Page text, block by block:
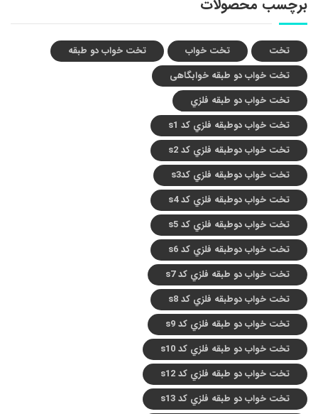
برچسب محصولات
تخت تخت خواب
تخت خواب دو طبقه
تخت خواب دو طبقه خوابگاهی
تخت خواب دو طبقه فلزي
تخت خواب دوطبقه فلزي کد s1
تخت خواب دوطبقه فلزي کد s2
تخت خواب دوطبقه فلزي کدs3
تخت خواب دوطبقه فلزي کد s4
تخت خواب دوطبقه فلزي کد s5
تخت خواب دوطبقه فلزي کد s6
تخت خواب دو طبقه فلزي کد s7
تخت خواب دوطبقه فلزي کد s8
تخت خواب دو طبقه فلزي کد s9
تخت خواب دو طبقه فلزي کد s10
تخت خواب دو طبقه فلزي کد s12
تخت خواب دو طبقه فلزي کد s13